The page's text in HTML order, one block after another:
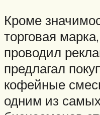
Кроме
торговая
проводил
предлагал
кофейные
одним из